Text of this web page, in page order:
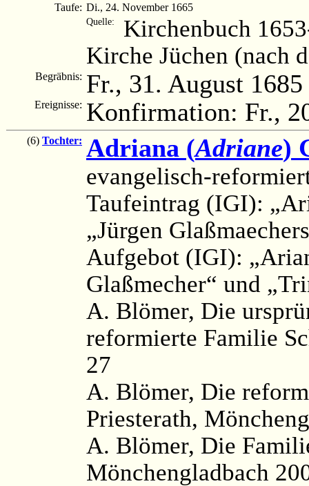
Taufe: Di., 24. November 1665
Quelle:
Kirchenbuch
Kirche Jüchen (nach
Begräbnis: Fr., 31. August 1685
Ereignisse: Konfirmation: Fr.,
(6) Tochter: Adriana (Adriane)
evangelisch-
Taufeintrag (IGI):
„Jürgen
Aufgebot (IGI):
Glaßmecher“ und
A. Blömer, Die
reformierte Familie
27
A. Blömer, Die
Priesterath,
A. Blömer, Die
Mönchengladbach